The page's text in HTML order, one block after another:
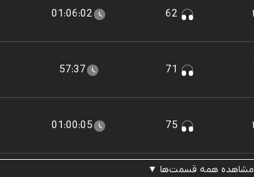
01:06:02
57:37
01:00:05
مشاهده همه قسمت‌ها ▼